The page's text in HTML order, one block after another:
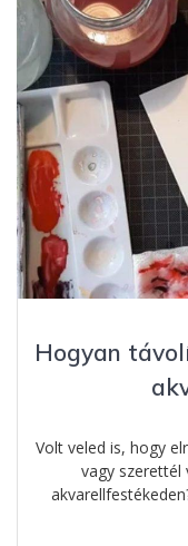
Hogyan
Volt veled is, hogy
vagy szerettél